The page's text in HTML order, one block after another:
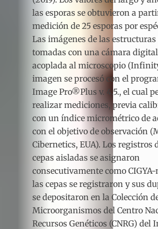
las esporas se obtuvieron a
medición de 25 esporas por
Las imágenes de las
tomadas con una cámara digital
acoplada al microscopio
imagen se procesó con el
Image Pro®Plus v. 4.5., el cual
realizar mediciones, previa
con un índice micrométrico de
con el objetivo de observación
Cibernetics, EUA). Los registros
cepas aisladas se asignaron
consecutivamente como CIGYA-
las cepas se registraron y sus
se depositaron en la Colección
Microorganismos del Centro
Recursos Genéticos (CNRG) del